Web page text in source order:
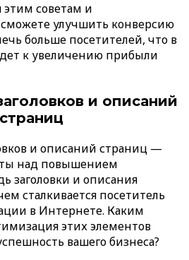
этим советам и
улучшить конверсию
больше посетителей, что в
к увеличению прибыли
и описаний
страниц
и описаний страниц —
над повышением
заголовки и описания
сталкивается посетитель
в Интернете. Каким
этих элементов
вашего бизнеса?